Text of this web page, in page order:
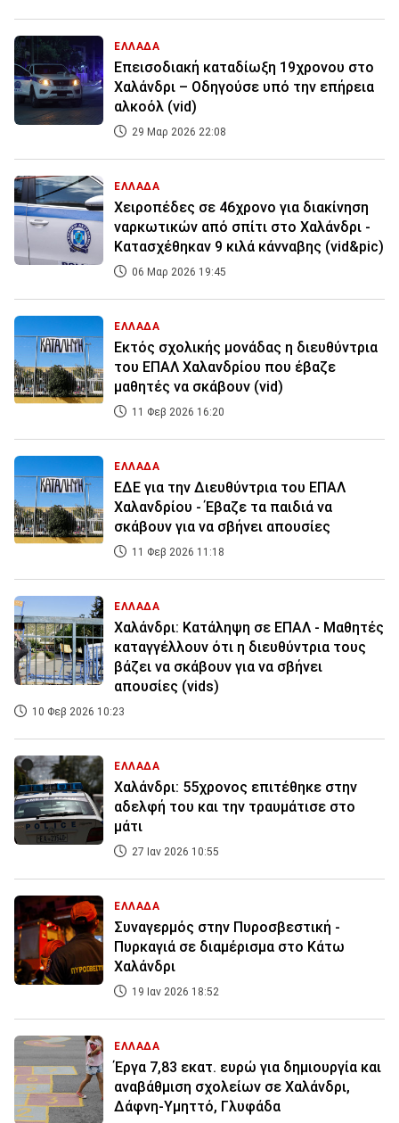
ΕΛΛΑΔΑ
Eπεισοδιακή καταδίωξη 19χρονου στο
Χαλάνδρι – Οδηγούσε υπό την επήρεια
αλκοόλ (vid)
29 Μαρ 2026 22:08
ΕΛΛΑΔΑ
Χειροπέδες σε 46χρονο για διακίνηση
ναρκωτικών από σπίτι στο Χαλάνδρι -
Κατασχέθηκαν 9 κιλά κάνναβης (vid&pic)
06 Μαρ 2026 19:45
ΕΛΛΑΔΑ
Εκτός σχολικής μονάδας η διευθύντρια
του ΕΠΑΛ Χαλανδρίου που έβαζε
μαθητές να σκάβουν (vid)
11 Φεβ 2026 16:20
ΕΛΛΑΔΑ
ΕΔΕ για την Διευθύντρια του ΕΠΑΛ
Χαλανδρίου - Έβαζε τα παιδιά να
σκάβουν για να σβήνει απουσίες
11 Φεβ 2026 11:18
ΕΛΛΑΔΑ
Χαλάνδρι: Κατάληψη σε ΕΠΑΛ - Μαθητές
καταγγέλλουν ότι η διευθύντρια τους
βάζει να σκάβουν για να σβήνει
απουσίες (vids)
10 Φεβ 2026 10:23
ΕΛΛΑΔΑ
Χαλάνδρι: 55χρονος επιτέθηκε στην
αδελφή του και την τραυμάτισε στο
μάτι
27 Ιαν 2026 10:55
ΕΛΛΑΔΑ
Συναγερμός στην Πυροσβεστική -
Πυρκαγιά σε διαμέρισμα στο Κάτω
Χαλάνδρι
19 Ιαν 2026 18:52
ΕΛΛΑΔΑ
Έργα 7,83 εκατ. ευρώ για δημιουργία και
αναβάθμιση σχολείων σε Χαλάνδρι,
Δάφνη-Υμηττό, Γλυφάδα